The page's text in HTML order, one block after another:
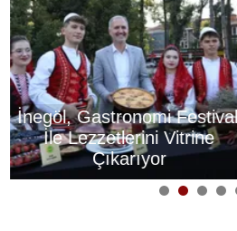
İnegöl, Gastronomi Festivali
İle Lezzetlerini Vitrine
Çıkarıyor